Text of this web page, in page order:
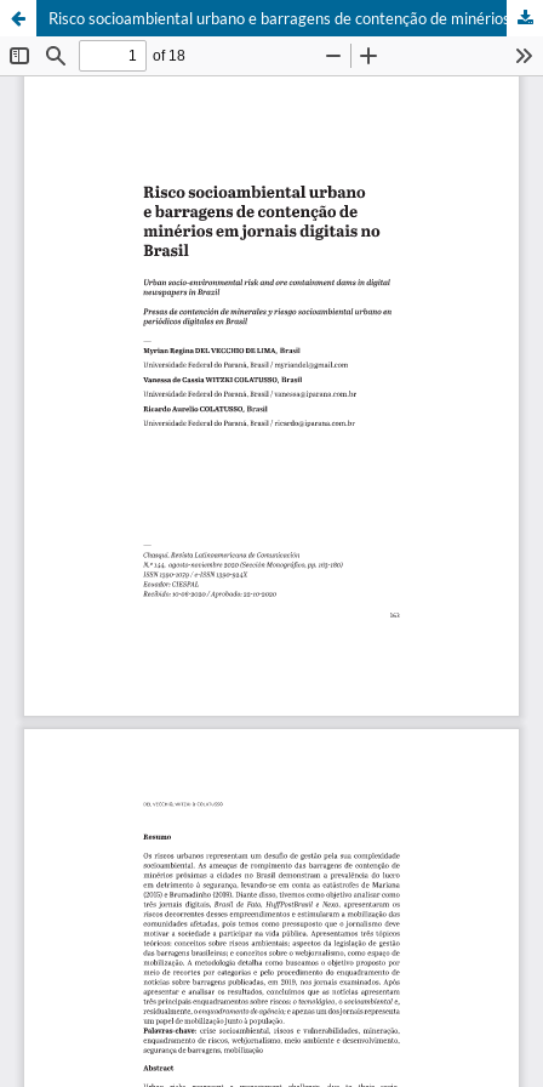
Risco socioambiental urbano e barragens de contenção de minérios em jornais digitais no Brasil